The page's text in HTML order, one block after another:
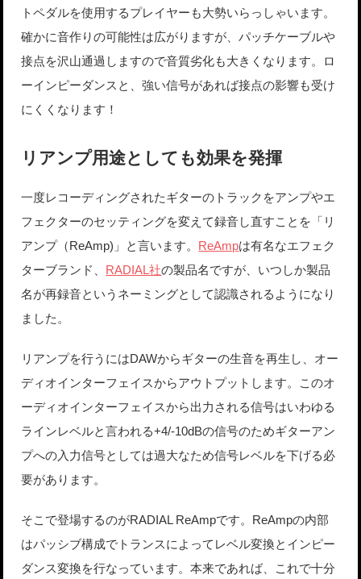
トペダルを使用するプレイヤーも大勢いらっしゃいます。
確かに音作りの可能性は広がりますが、パッチケーブルや
接点を沢山通過しますので音質劣化も大きくなります。ロ
ーインピーダンスと、強い信号があれば接点の影響も受け
にくくなります！
リアンプ用途としても効果を発揮
一度レコーディングされたギターのトラックをアンプやエ
フェクターのセッティングを変えて録音し直すことを「リ
アンプ（ReAmp)」と言います。 ReAmpは有名なエフェク
ターブランド、 RADIAL社の製品名ですが、いつしか製品
名が再録音というネーミングとして認識されるようになり
ました。
リアンプを行うにはDAWからギターの生音を再生し、オー
ディオインターフェイスからアウトプットします。このオ
ーディオインターフェイスから出力される信号はいわゆる
ラインレベルと言われる+4/-10dBの信号のためギターアン
プへの入力信号としては過大なため信号レベルを下げる必
要があります。
そこで登場するのがRADIAL ReAmpです。ReAmpの内部
はパッシブ構成でトランスによってレベル変換とインピー
ダンス変換を行なっています。本来であれば、これで十分